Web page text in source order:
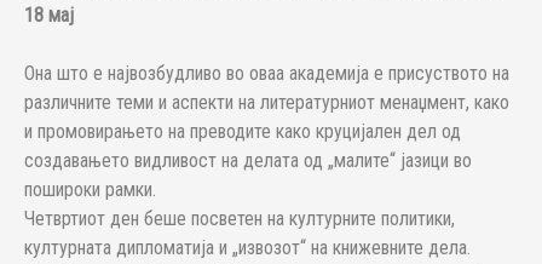
18 мај
Она што е највозбудливо во оваа академија е присуството на
различните теми и аспекти на литературниот менаџмент, како
и промовирањето на преводите како круцијален дел од
создавањето видливост на делата од „малите“ јазици во
пошироки рамки.
Четвртиот ден беше посветен на културните политики,
културната дипломатија и „извозот“ на книжевните дела.